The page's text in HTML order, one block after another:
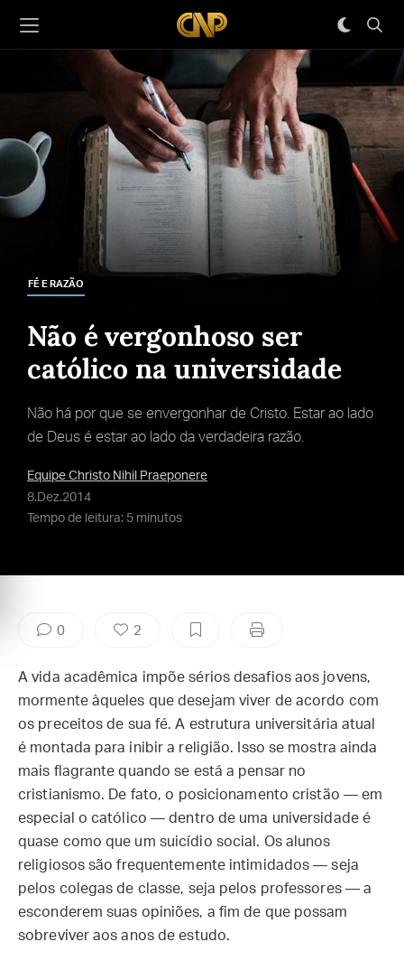
FÉ E RAZÃO
Não é vergonhoso ser
católico na universidade
Não há por que se envergonhar de Cristo. Estar ao lado
de Deus é estar ao lado da verdadeira razão.
Equipe Christo Nihil Praeponere
8.Dez.2014
Tempo de leitura: 5 minutos
0 2
A vida acadêmica impõe sérios desafios aos jovens,
mormente àqueles que desejam viver de acordo com
os preceitos de sua fé. A estrutura universitária atual
é montada para inibir a religião. Isso se mostra ainda
mais flagrante quando se está a pensar no
cristianismo. De fato, o posicionamento cristão — em
especial o católico — dentro de uma universidade é
quase como que um suicídio social. Os alunos
religiosos são frequentemente intimidados — seja
pelos colegas de classe, seja pelos professores — a
esconderem suas opiniões, a fim de que possam
sobreviver aos anos de estudo.